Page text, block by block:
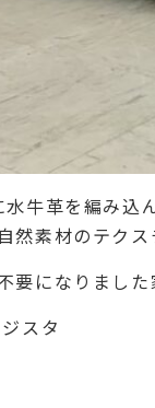
牛革を編み込
然素材のテク
要になりまし
スタ